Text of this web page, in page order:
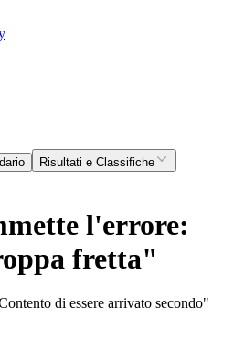
Risultati e Classifiche
l'errore:
fretta"
di essere arrivato secondo"